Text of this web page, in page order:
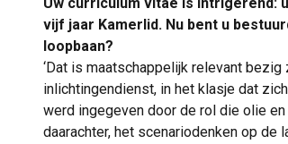
vijf jaar Kamerlid. Nu bent u
loopbaan?
‘Dat is maatschappelijk relevant
inlichtingendienst, in het klasje dat
werd ingegeven door de rol die olie
daarachter, het scenariodenken op de